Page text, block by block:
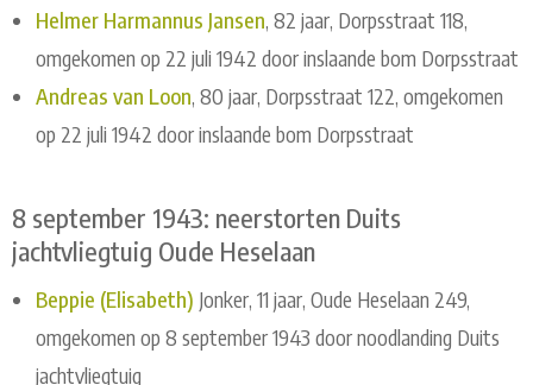
Helmer Harmannus Jansen, 82 jaar, Dorpsstraat 118,
omgekomen op 22 juli 1942 door inslaande bom Dorpsstraat
Andreas van Loon, 80 jaar, Dorpsstraat 122, omgekomen
op 22 juli 1942 door inslaande bom Dorpsstraat
8 september 1943: neerstorten Duits
jachtvliegtuig Oude Heselaan
Beppie (Elisabeth) Jonker, 11 jaar, Oude Heselaan 249,
omgekomen op 8 september 1943 door noodlanding Duits
jachtvliegtuig